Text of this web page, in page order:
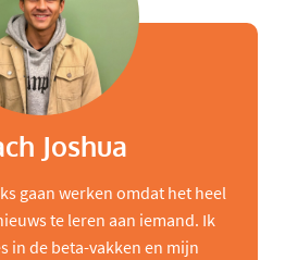
Joshua
gaan werken omdat het heel
te leren aan iemand. Ik
in de beta-vakken en mijn